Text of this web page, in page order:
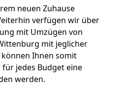
neuen Zuhause
verfügen wir über
mit Umzügen von
mit jeglicher
Ihnen somit
jedes Budget eine
werden.